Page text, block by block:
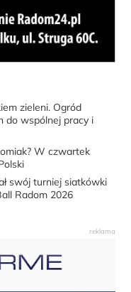
zieleni. Ogród
do wspólnej pracy i
W czwartek
swój turniej siatkówki
Radom 2026